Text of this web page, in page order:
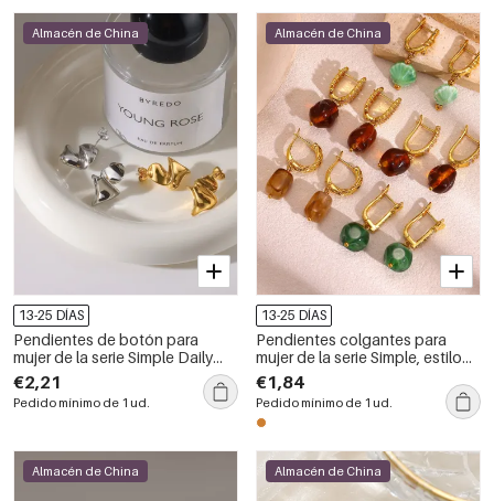
Almacén de China
13-25 DÍAS
Pendientes de botón para
mujer de la serie Simple Daily
con forma geométrica, de acero
inoxidable y color dorado,
resistentes al agua.
€2,21
Pedido mínimo de 1 ud.
Almacén de China
13-25 DÍAS
Pendientes colgantes para
mujer de la serie Simple, estilo
retro, con forma irregular, color
cobre y oro.
€1,84
Pedido mínimo de 1 ud.
Almacén de China Almacén de China